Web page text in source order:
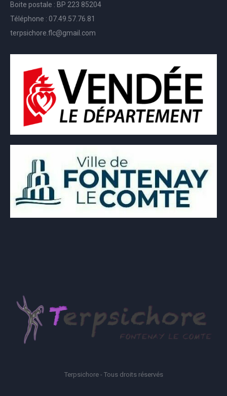
Boite postale : BP 223 85204
Téléphone : 07.49.57.76.81
terpsichore.flc@gmail.com
Terpsichore - Tous droits réservés